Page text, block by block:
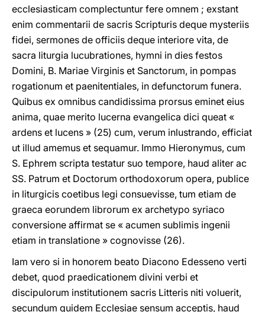
ecclesiasticam complectuntur fere omnem ; exstant
enim commentarii de sacris Scripturis deque mysteriis
fidei, sermones de officiis deque interiore vita, de
sacra liturgia lucubrationes, hymni in dies festos
Domini, B. Mariae Virginis et Sanctorum, in pompas
rogationum et paenitentiales, in defunctorum funera.
Quibus ex omnibus candidissima prorsus eminet eius
anima, quae merito lucerna evangelica dici queat «
ardens et lucens » (25) cum, verum inlustrando, efficiat
ut illud amemus et sequamur. Immo Hieronymus, cum
S. Ephrem scripta testatur suo tempore, haud aliter ac
SS. Patrum et Doctorum orthodoxorum opera, publice
in liturgicis coetibus legi consuevisse, tum etiam de
graeca eorundem librorum ex archetypo syriaco
conversione affirmat se « acumen sublimis ingenii
etiam in translatione » cognovisse (26).
Iam vero si in honorem beato Diacono Edesseno verti
debet, quod praedicationem divini verbi et
discipulorum institutionem sacris Litteris niti voluerit,
secundum quidem Ecclesiae sensum acceptis, haud